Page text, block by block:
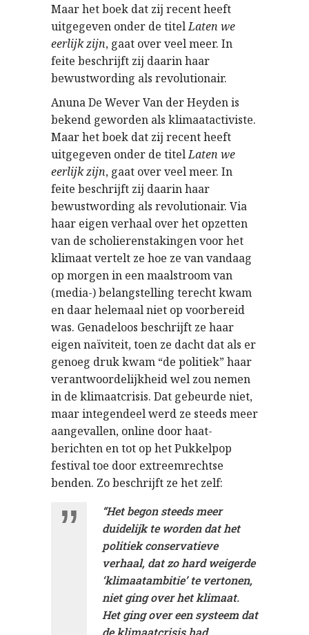
Maar het boek dat zij recent heeft
uitgegeven onder de titelLaten we
eerlijk zijn, gaat over veel meer. In
feite beschrijft zij daarin haar
bewustwording als revolutionair.
Anuna De Wever Van der Heyden is
bekend geworden als klimaatactiviste.
Maar het boek dat zij recent heeft
uitgegeven onder de titelLaten we
eerlijk zijn, gaat over veel meer. In
feite beschrijft zij daarin haar
bewustwording als revolutionair. Via
haar eigen verhaal over het opzetten
van de scholierenstakingen voor het
klimaat vertelt ze hoe ze van vandaag
op morgen in een maalstroom van
(media-) belangstelling terecht kwam
en daar helemaal niet op voorbereid
was. Genadeloos beschrijft ze haar
eigen naïviteit, toen ze dacht dat als er
genoeg druk kwam “de politiek” haar
verantwoordelijkheid wel zou nemen
in de klimaatcrisis. Dat gebeurde niet,
maar integendeel werd ze steeds meer
aangevallen, online door haat-
berichten en tot op het Pukkelpop
festival toe door extreemrechtse
benden. Zo beschrijft ze het zelf:
“Het begon steeds meer
duidelijk te worden dat het
politiek conservatieve
verhaal, dat zo hard weigerde
‘klimaatambitie’ te vertonen,
niet ging over het klimaat.
Het ging over een systeem dat
de klimaatcrisis had